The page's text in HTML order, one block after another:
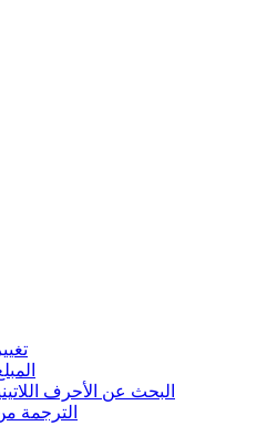
البحث عن الأحرف
الترجمة